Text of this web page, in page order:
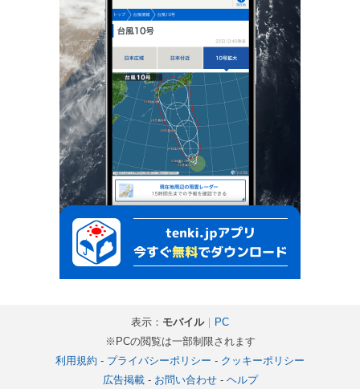
表示： モバイル｜ PC
※PCの閲覧は一部制限されます
利用規約 - プライバシーポリシー - クッキーポリシー
広告掲載- お問い合わせ- ヘルプ